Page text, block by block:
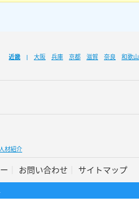
近畿 大阪 兵庫 京都 滋賀 奈良
和歌山
人材紹介
お問い合わせ サイトマップ